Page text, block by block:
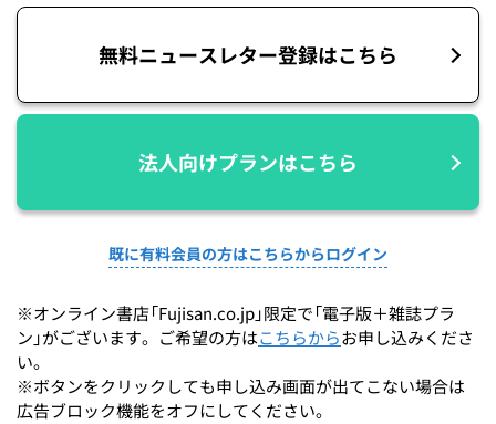
無料ニュースレター登録はこちら
法人向けプランはこちら
既に有料会員の方はこちらからログイン
※オンライン書店「Fujisan.co.jp」限定で「電子版＋雑誌プラ
ン」がございます。ご希望の方はこちらからお申し込みくださ
い。
※ボタンをクリックしても申し込み画面が出てこない場合は
広告ブロック機能をオフにしてください。